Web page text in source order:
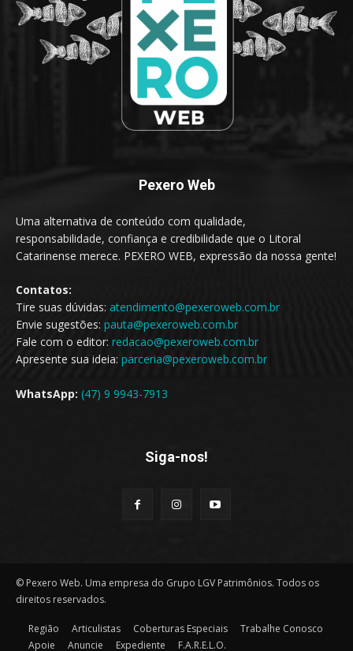
Pexero Web
Uma alternativa de conteúdo com qualidade,
responsabilidade, confiança e credibilidade que o Litoral
Catarinense merece. PEXERO WEB, expressão da nossa gente!
Contatos:
Tire suas dúvidas: atendimento@pexeroweb.com.br
Envie sugestões: pauta@pexeroweb.com.br
Fale com o editor: redacao@pexeroweb.com.br
Apresente sua ideia: parceria@pexeroweb.com.br
WhatsApp: (47) 9 9943-7913
Siga-nos!
© Pexero Web. Uma empresa do Grupo LGV Patrimônios. Todos os
direitos reservados.
Região Articulistas Coberturas Especiais
Trabalhe Conosco
Apoie
Anuncie Expediente F.A.R.E.L.O.